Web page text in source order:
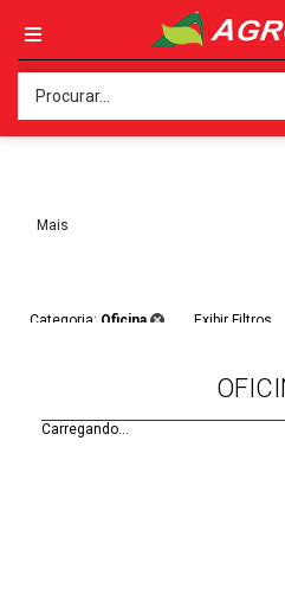
Mais
Categoria: Oficina Exibir Filtros
Carregando...